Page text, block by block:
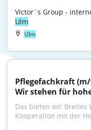
Victor´s Group -
Ulm
Ulm
Pflegefachkraft
Wir stehen für
Das bieten wir
Kooperation mit der